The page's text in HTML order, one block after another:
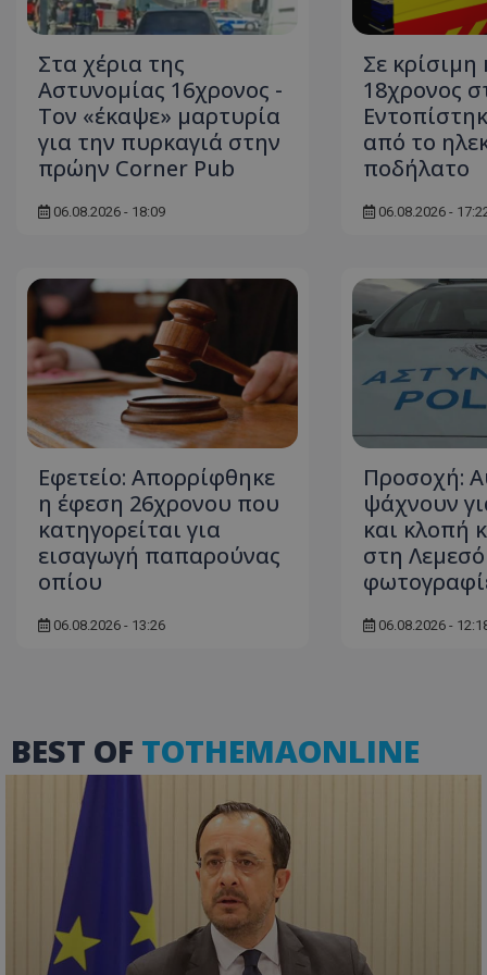
Στα χέρια της
Αστυνομίας 16χρονος -
Τον «έκαψε» μαρτυρία
για την πυρκαγιά στην
πρώην Corner Pub
06.08.2026 - 18:09
Σε
18χρονος
από το
ποδήλατο
06.08.2026 -
Εφετείο: Απορρίφθηκε
η έφεση 26χρονου που
κατηγορείται για
εισαγωγή παπαρούνας
οπίου
06.08.2026 - 13:26
Προσοχή:
ψάχνουν
και κλοπή
στη Λεμεσό
06.08.2026 -
BEST OF TOTHEMAONLINE
__cf_bm
__cf_bm